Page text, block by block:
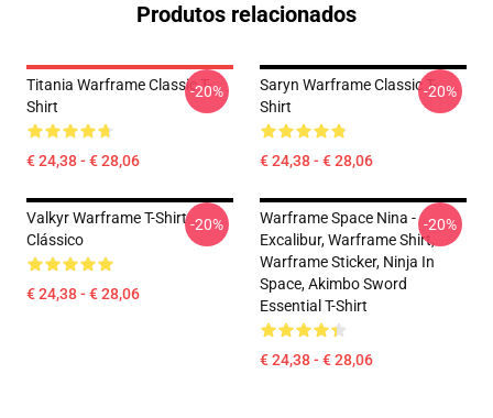
Produtos relacionados
Titania Warframe Classic T-
Shirt
€ 24,38 - € 28,06
-20%
Saryn Warframe Classic T-
Shirt
€ 24,38 - € 28,06
-20%
Valkyr Warframe T-Shirt
Clássico
€ 24,38 - € 28,06
-20%
Warframe Space Nina -
Excalibur, Warframe Shirt,
Warframe Sticker, Ninja In
Space, Akimbo Sword
Essential T-Shirt
€ 24,38 - € 28,06
-20%